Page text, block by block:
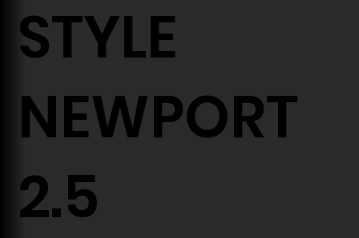
STYLE
NEWPORT
2.5